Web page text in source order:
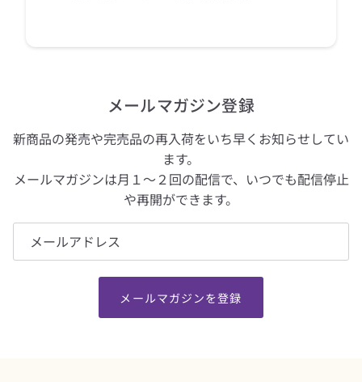
メールマガジン登録
新商品の発売や完売品の再入荷をいち早くお知らせしてい
ます。
メールマガジンは月１～２回の配信で、いつでも配信停止
や再開ができます。
メールマガジンを登録